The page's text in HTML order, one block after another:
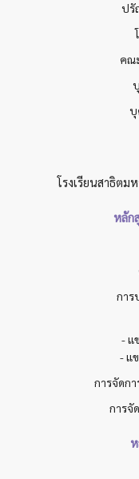
ปรั
คณ
บุ
โรงเรียนสาธิตม
หลัก
การ
- แ
- แ
การจัดก
การจั